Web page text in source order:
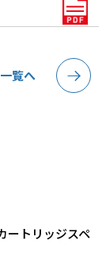
覧へ
ートリッジスペ